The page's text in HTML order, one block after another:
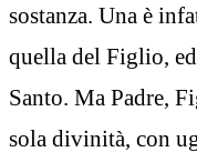
sostanza. Una è
quella del Figlio,
Santo. Ma Padre,
sola divinità, con